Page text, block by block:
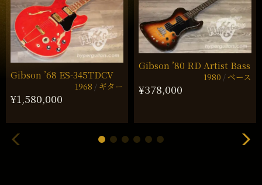
Gibson ’68 ES-345TDCV
1968 ギター
¥1,580,000
Gibson ’80 RD Artist Bass
1980 ベース
¥378,000